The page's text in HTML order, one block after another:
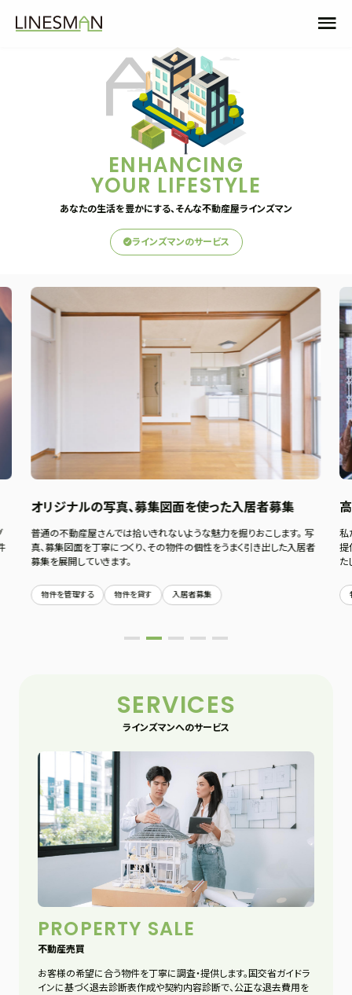
ENHANCING
YOUR LIFESTYLE
あなたの生活を豊かにする、そんな不動産屋ラインズマン
ラインズマンのサービス
オリジナルの写真、募集図面を使った入居者募集
普通の不動産屋さんでは拾いきれないような魅力を掘りおこします。 写
真、募集図面を丁寧につくり、その物件の個性をうまく引き出した入居者
募集を展開していきます。
物件を管理する 物件を貸す 入居者募集
私
提
た
SERVICES
ラインズマンへのサービス
PROPERTY SALE
不動産売買
お客様の希望に合う物件を丁寧に調査・提供します。国交省ガイドラ
インに基づく退去診断表作成や契約内容診断で、公正な退去費用を